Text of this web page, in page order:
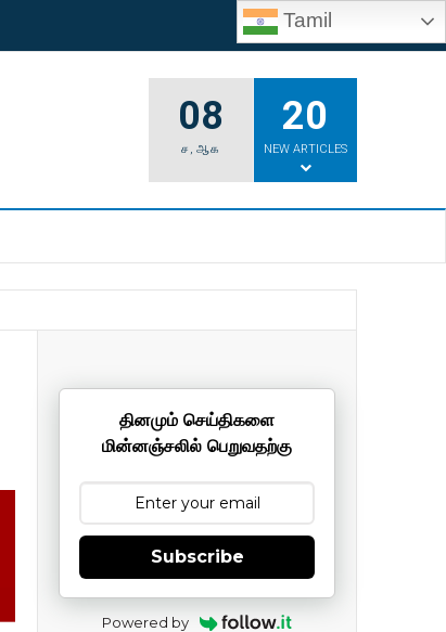
Tamil
08
ச , ஆக
20
NEW ARTICLES
தினமும் செய்திகளை
மின்னஞ்சலில் பெறுவதற்கு
Subscribe
Powered by